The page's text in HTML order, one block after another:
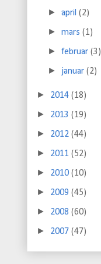
►april(2)
►mars(1)
►februar(3)
► januar(2)
► 2014 (18)
► 2013 (19)
► 2012 (44)
► 2011 (52)
► 2010 (10)
► 2009 (45)
► 2008 (60)
► 2007 (47)